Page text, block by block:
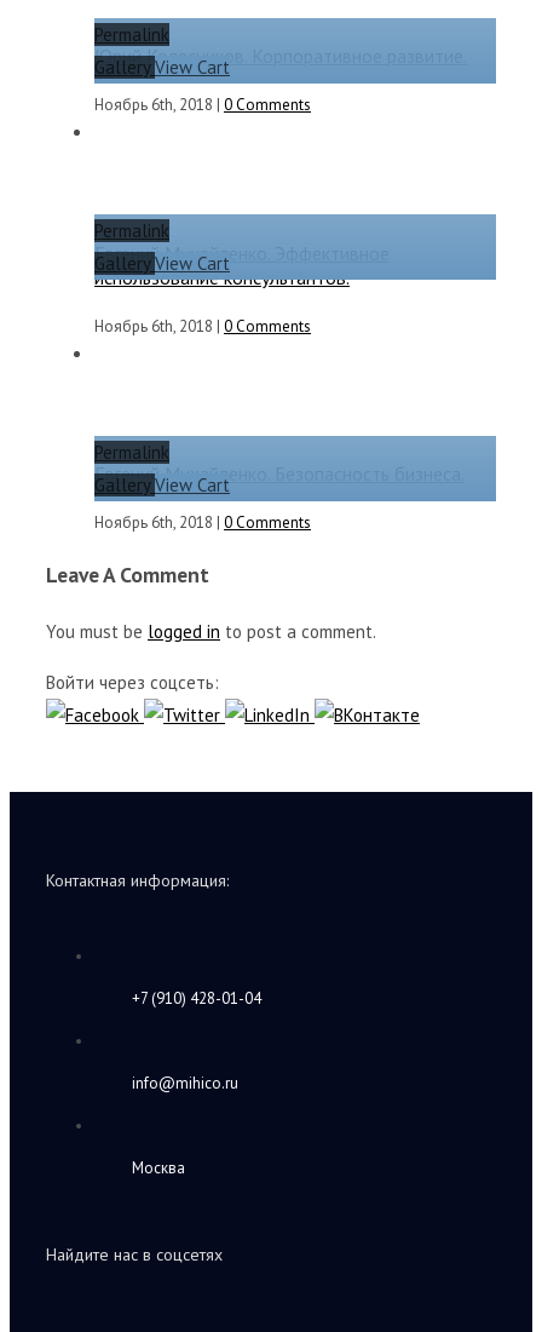
Permalink
GalleryView Cart
Юрий Колесников. Корпоративное развитие.
Ноябрь 6th, 2018 | 0 Comments
Permalink
GalleryView Cart
Евгений Михайленко. Эффективное
использование консультантов.
Ноябрь 6th, 2018 | 0 Comments
Permalink
GalleryView Cart
Евгений Михайленко. Безопасность бизнеса.
Ноябрь 6th, 2018 | 0 Comments
Leave A Comment
You must be logged in to post a comment.
Войти через соцсеть:
Контактная информация:
+7 (910) 428-01-04
info@mihico.ru
Москва
Найдите нас в соцсетях